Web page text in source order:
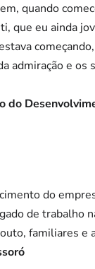
quando
que eu ainda
admiração e
do
de trabalho
familiares e